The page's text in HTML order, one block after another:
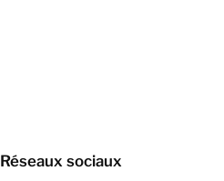
Réseaux sociaux